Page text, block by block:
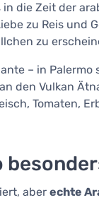
die Zeit der
zu Reis und
zu
– in
den Vulkan
Tomaten,
aber echte